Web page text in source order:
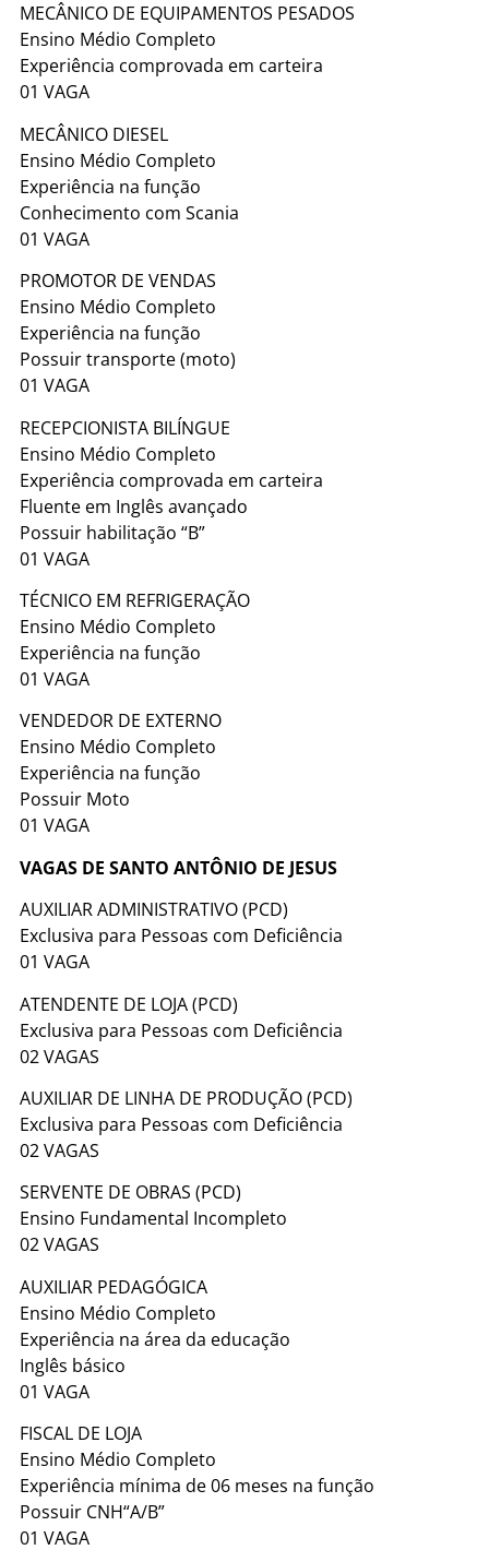
MECÂNICO DE EQUIPAMENTOS PESADOS
Ensino Médio Completo
Experiência comprovada em carteira
01 VAGA
MECÂNICO DIESEL
Ensino Médio Completo
Experiência na função
Conhecimento com Scania
01 VAGA
PROMOTOR DE VENDAS
Ensino Médio Completo
Experiência na função
Possuir transporte (moto)
01 VAGA
RECEPCIONISTA BILÍNGUE
Ensino Médio Completo
Experiência comprovada em carteira
Fluente em Inglês avançado
Possuir habilitação “B”
01 VAGA
TÉCNICO EM REFRIGERAÇÃO
Ensino Médio Completo
Experiência na função
01 VAGA
VENDEDOR DE EXTERNO
Ensino Médio Completo
Experiência na função
Possuir Moto
01 VAGA
VAGAS DE SANTO ANTÔNIO DE JESUS
AUXILIAR ADMINISTRATIVO (PCD)
Exclusiva para Pessoas com Deficiência
01 VAGA
ATENDENTE DE LOJA (PCD)
Exclusiva para Pessoas com Deficiência
02 VAGAS
AUXILIAR DE LINHA DE PRODUÇÃO (PCD)
Exclusiva para Pessoas com Deficiência
02 VAGAS
SERVENTE DE OBRAS (PCD)
Ensino Fundamental Incompleto
02 VAGAS
AUXILIAR PEDAGÓGICA
Ensino Médio Completo
Experiência na área da educação
Inglês básico
01 VAGA
FISCAL DE LOJA
Ensino Médio Completo
Experiência mínima de 06 meses na função
Possuir CNH“A/B”
01 VAGA